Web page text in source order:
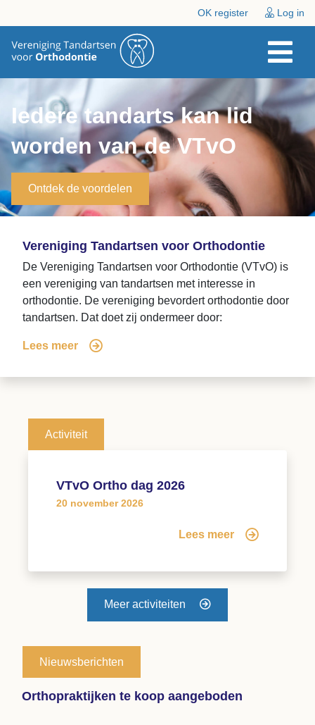
OK register Log in
Iedere tandarts kan lid
worden van de VTvO
Ontdek de voordelen
Vereniging Tandartsen voor Orthodontie
De Vereniging Tandartsen voor Orthodontie (VTvO) is
een vereniging van tandartsen met interesse in
orthodontie. De vereniging bevordert orthodontie door
tandartsen. Dat doet zij ondermeer door:
Lees meer
Activiteit
VTvO Ortho dag 2026
20 november 2026
Lees meer
Meer activiteiten
Nieuwsberichten
Orthopraktijken te koop aangeboden